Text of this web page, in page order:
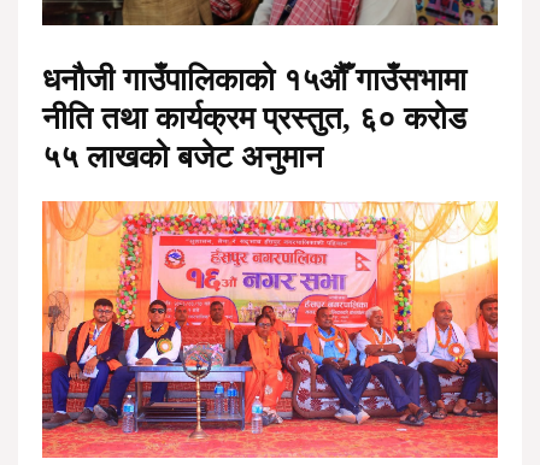
धनौजी गाउँपालिकाको १५औँ गाउँसभामा
नीति तथा कार्यक्रम प्रस्तुत, ६० करोड
५५ लाखको बजेट अनुमान